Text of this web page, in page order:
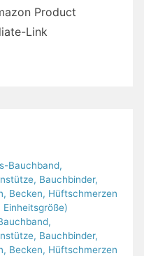
Product
Link
Bauchbinder,
Becken, Hüftschmerzen